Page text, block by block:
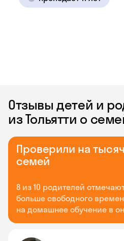
Отзывы детей и
из Тольятти о
Проверили на
семей
8 из 10 родителей
больше свободного
на домашнее обучение в